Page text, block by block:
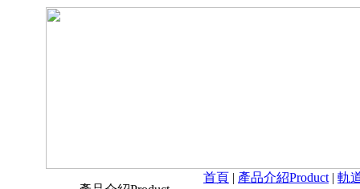
首頁 | 產品介紹Product | 軌